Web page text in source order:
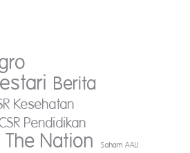
Berita
Kesehatan
Pendidikan
Nation Saham AALI